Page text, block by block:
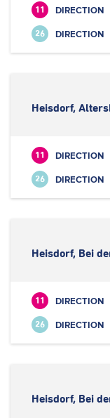
11 DIRECTION
26 DIRECTION
Heisdorf,
11 DIRECTION
26 DIRECTION
Heisdorf, Bei
11 DIRECTION
26 DIRECTION
Heisdorf, Bei